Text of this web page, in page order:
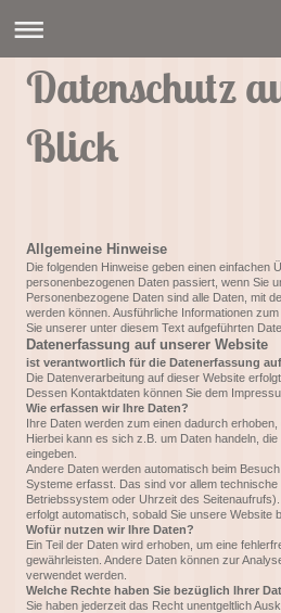
Datenschutz
Blick
Allgemeine Hinweise
Die folgenden Hinweise geben einen einfachen
personenbezogenen Daten passiert, wenn Sie
Personenbezogene Daten sind alle Daten, mit
werden können. Ausführliche Informationen
Sie unserer unter diesem Text aufgeführten
Datenerfassung auf unserer Website
ist verantwortlich für die Datenerfassung
Die Datenverarbeitung auf dieser Website
Dessen Kontaktdaten können Sie dem
Wie erfassen wir Ihre Daten?
Ihre Daten werden zum einen dadurch erhoben,
Hierbei kann es sich z.B. um Daten handeln,
eingeben.
Andere Daten werden automatisch beim
Systeme erfasst. Das sind vor allem technische
Betriebssystem oder Uhrzeit des
erfolgt automatisch, sobald Sie unsere Website
Wofür nutzen wir Ihre Daten?
Ein Teil der Daten wird erhoben, um eine
gewährleisten. Andere Daten können zur
verwendet werden.
Welche Rechte haben Sie bezüglich Ihrer
Sie haben jederzeit das Recht unentgeltlich